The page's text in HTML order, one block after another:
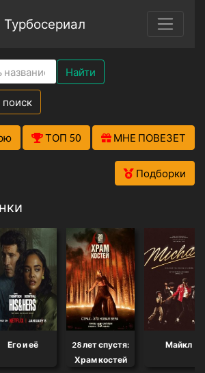
Турбосериал
Найти
ТОП 50 МНЕ ПОВЕЗЕТ
Подборки
Его и её
28 лет спустя:
Храм костей
Майкл